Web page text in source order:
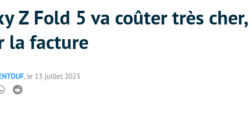
Z Fold 5 va coûter très
la facture
, le 13 juillet 2023
Whatsapp
Reddit